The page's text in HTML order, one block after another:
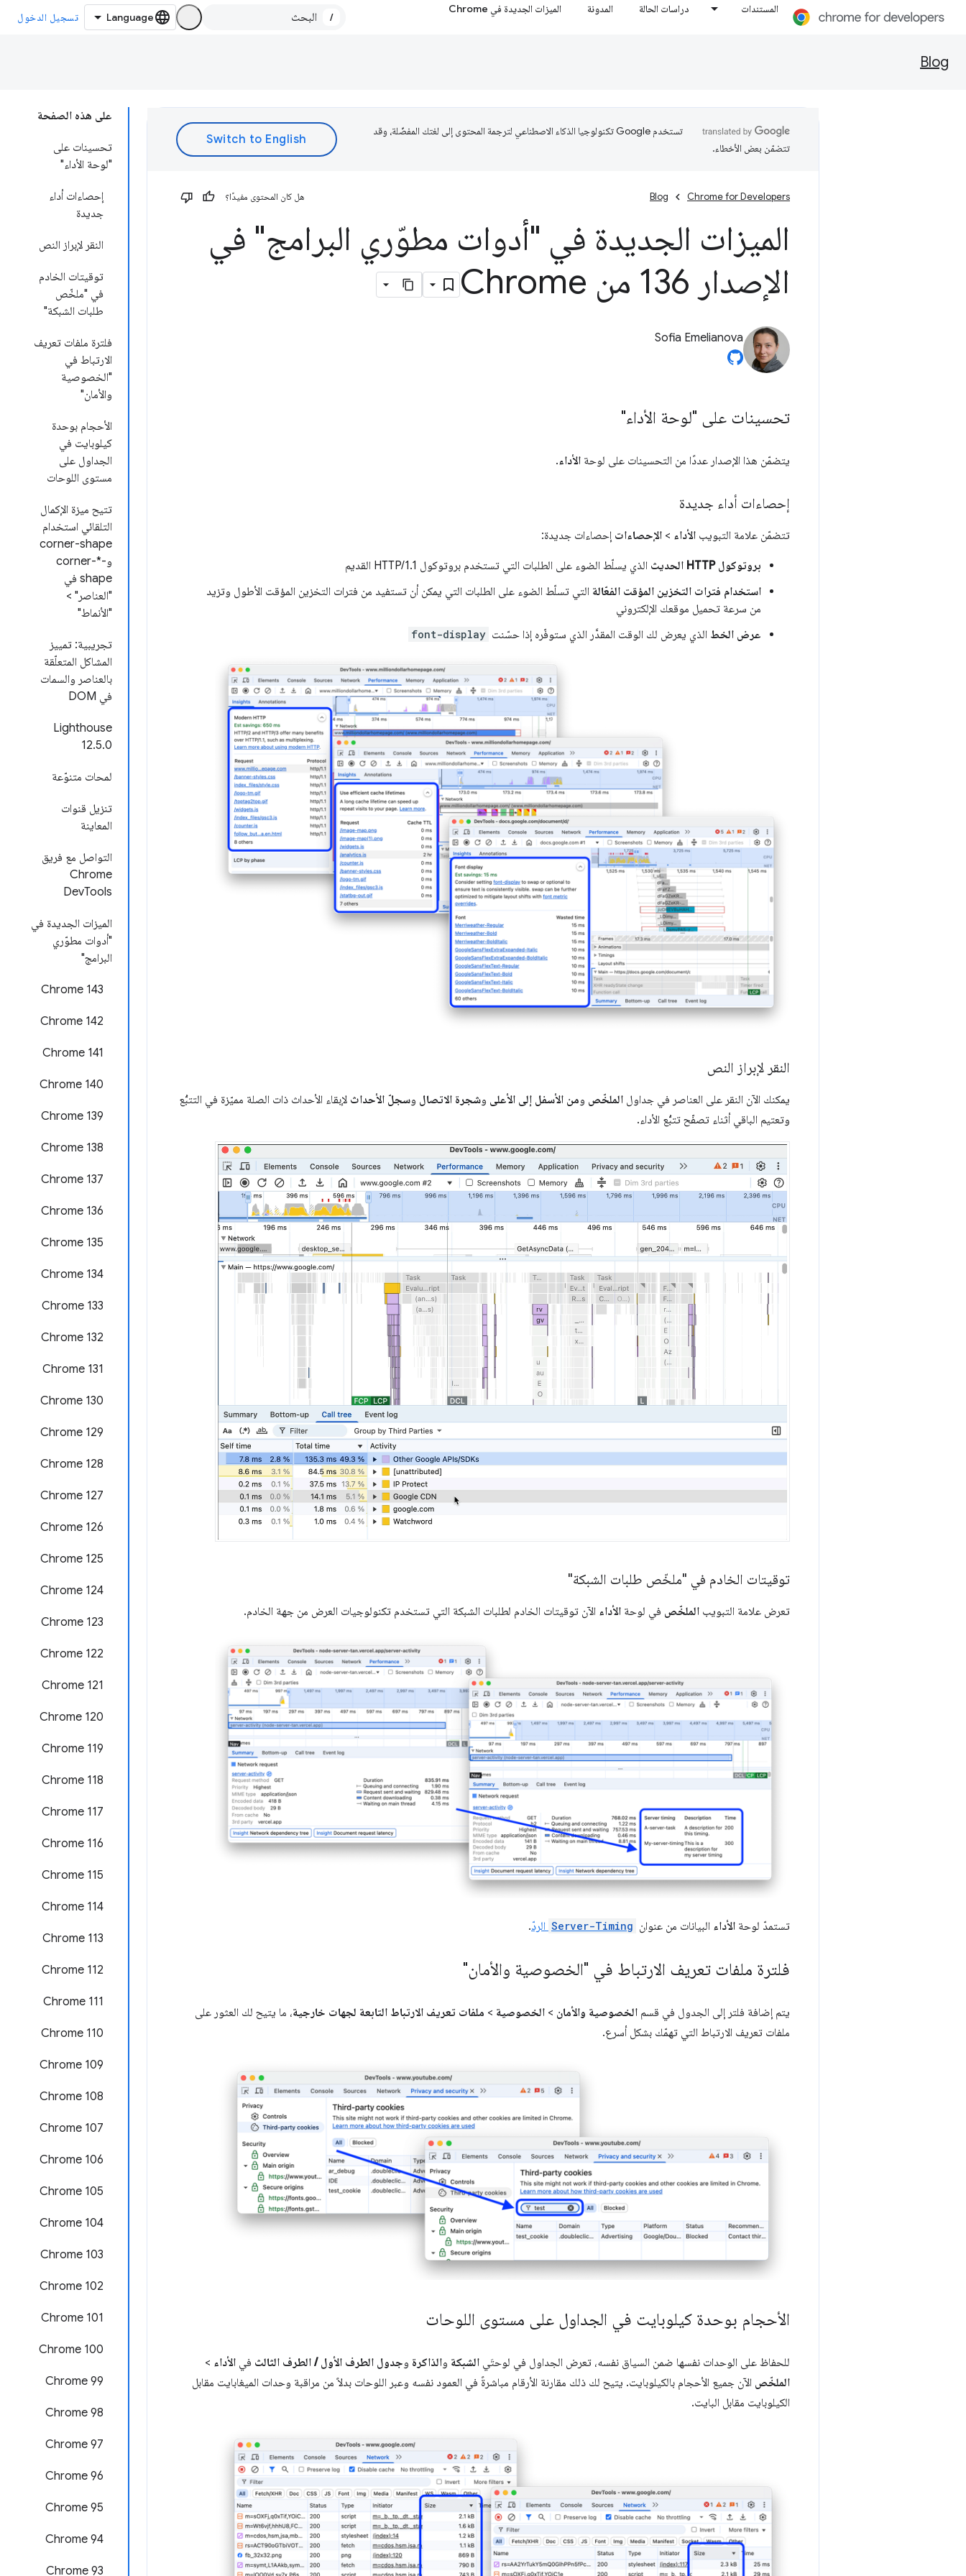
المستندات دراسات الحالة المدونة الميزات الجديدة في Chrome
/ تسجيل الدخول
Blog
على هذه الصفحة
تحسينات على
"لوحة الأداء"
إحصاءات أداء
جديدة
النقر لإبراز النص
توقيتات الخادم
في "ملخّص
طلبات الشبكة"
فلترة ملفات تعريف
الارتباط في
"الخصوصية
والأمان"
الأحجام بوحدة
كيلوبايت في
الجداول على
مستوى اللوحات
تتيح ميزة الإكمال
التلقائي استخدام
corner-shape
وcorner-*-
shape في
"العناصر" >
"الأنماط"
تجريبية: تمييز
المشاكل المتعلّقة
بالعناصر والسمات
في DOM
‫Lighthouse
12.5.0
لمحات متنوّعة
تنزيل قنوات
المعاينة
التواصل مع فريق
Chrome
DevTools
الميزات الجديدة في
"أدوات مطوّري
البرامج"
Chrome 143
Chrome 142
‫Chrome 141
Chrome 140
‫Chrome 139
‫Chrome 138
‫Chrome 137
Chrome 136
Chrome 135
‫Chrome 134
‫Chrome 133
Chrome 132
Chrome 131
Chrome 130
Chrome 129
‫Chrome 128
‫Chrome 127
‫Chrome 126
‫Chrome 125
Chrome 124
Chrome 123
‫Chrome 122
‫Chrome 121
‫Chrome 120
‫Chrome 119
Chrome 118
‫Chrome 117
Chrome 116
Chrome 115
Chrome 114
Chrome 113
‫Chrome 112
‫Chrome 111
Chrome 110
Chrome 109
Chrome 108
Chrome 107
Chrome 106
Chrome 105
‫Chrome 104
Chrome 103
Chrome 102
Chrome 101
Chrome 100
Chrome 99
Chrome 98
‫Chrome 97
Chrome 96
Chrome 95
Chrome 94
Chrome 93
تستخدم Google تكنولوجيا الذكاء الاصطناعي لترجمة المحتوى إلى لغتك المفضّلة، وقد
تتضمّن بعض الأخطاء.
Chrome for Developers
Blog هل كان المحتوى مفيدًا؟
الميزات الجديدة في "أدوات مطوّري البرامج" في
الإصدار 136 من Chrome
Sofia Emelianova
تحسينات على "لوحة الأداء"
يتضمّن هذا الإصدار عددًا من التحسينات على لوحة الأداء.
إحصاءات أداء جديدة
تتضمّن علامة التبويب الأداء > الإحصاءات إحصاءات جديدة:
بروتوكول HTTP الحديث
الذي يسلّط الضوء على الطلبات التي تستخدم بروتوكول HTTP/1.1 القديم
استخدام فترات التخزين المؤقت الفعّالة التي تسلّط الضوء على الطلبات التي يمكن أن تستفيد من فترات التخزين المؤقت الأطول وتزيد
من سرعة تحميل موقعك الإلكتروني
عرض الخط الذي يعرض لك الوقت المقدَّر الذي ستوفّره إذا حسّنت font-display
النقر لإبراز النص
يمكنك الآن النقر على العناصر في جداول الملخّص ومن الأسفل إلى الأعلى وشجرة الاتصال وسجلّ الأحداث لإبقاء الأحداث ذات الصلة مميّزة في التتبُّع
وتعتيم الباقي أثناء تصفّح تتبُّع الأداء.
توقيتات الخادم في "ملخّص طلبات الشبكة"
تعرض علامة التبويب الملخّص في لوحة الأداء الآن توقيتات الخادم لطلبات الشبكة التي تستخدم تكنولوجيات العرض من جهة الخادم.
تستمدّ لوحة الأداء البيانات من عنوان Server-Timing الردّ.
فلترة ملفات تعريف الارتباط في "الخصوصية والأمان"
يتم إضافة فلتر إلى الجدول في قسم الخصوصية والأمان > الخصوصية > ملفات تعريف الارتباط التابعة لجهات خارجية، ما يتيح لك العثور على
ملفات تعريف الارتباط التي تهمّك بشكل أسرع.
الأحجام بوحدة كيلوبايت في الجداول على مستوى اللوحات
للحفاظ على الوحدات نفسها ضمن السياق نفسه، تعرض الجداول في لوحتَي الشبكة والذاكرة وجدول الطرف الأول / الطرف الثالث في الأداء >
الملخّص الآن جميع الأحجام بالكيلوبايت. يتيح لك ذلك مقارنة الأرقام مباشرةً في العمود نفسه وعبر اللوحات بدلاً من مراقبة وحدات الميغابايت مقابل
الكيلوبايت مقابل البايت.